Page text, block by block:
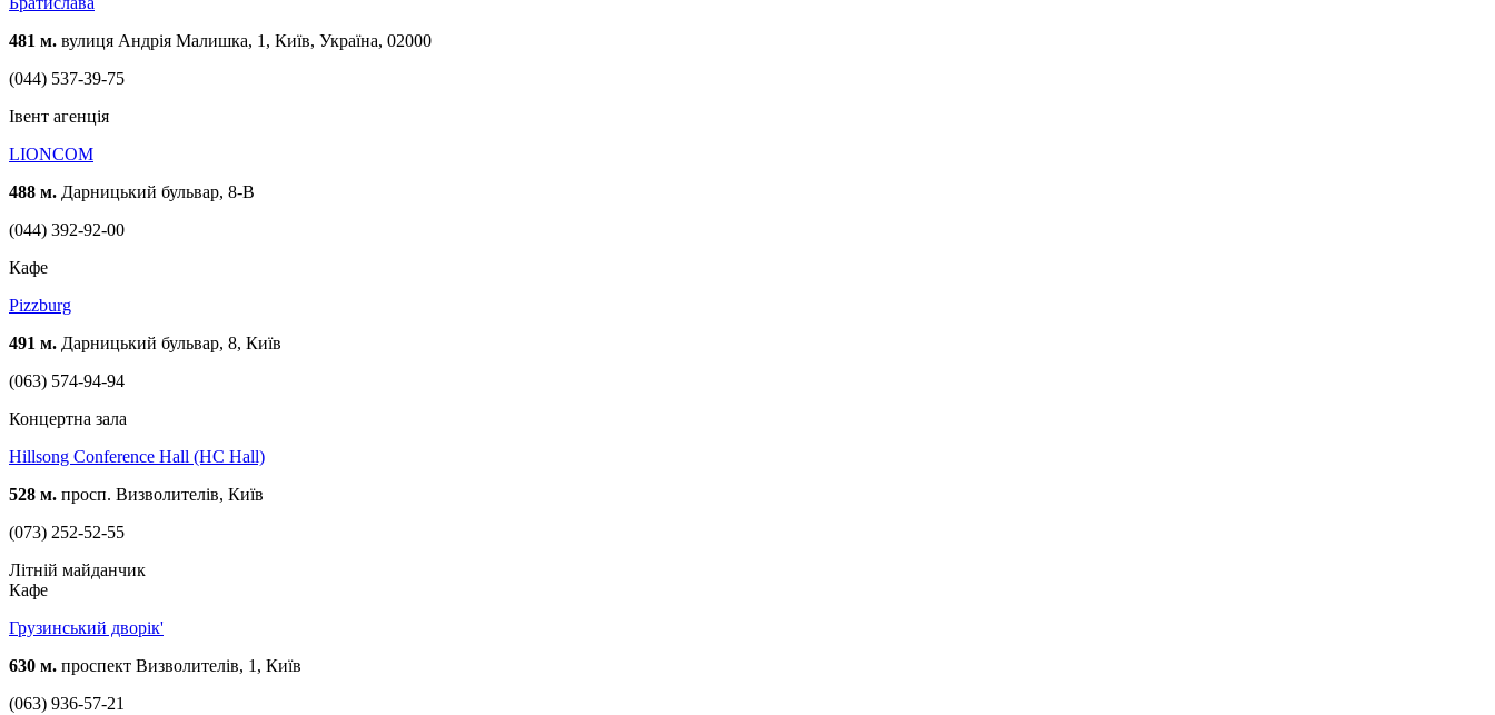
481 м. вулиця Андрія Малишка, 1, Київ, Україна, 02000
(044) 537-39-75
Івент агенція
LIONCOM
488 м. Дарницький бульвар, 8-В
(044) 392-92-00
Кафе
Pizzburg
491 м. Дарницький бульвар, 8, Київ
(063) 574-94-94
Концертна зала
Hillsong Conference Hall (HC Hall)
528 м. просп. Визволителів, Київ
(073) 252-52-55
Літній майданчик
Кафе
Грузинський дворік'
630 м. проспект Визволителів, 1, Київ
(063) 936-57-21